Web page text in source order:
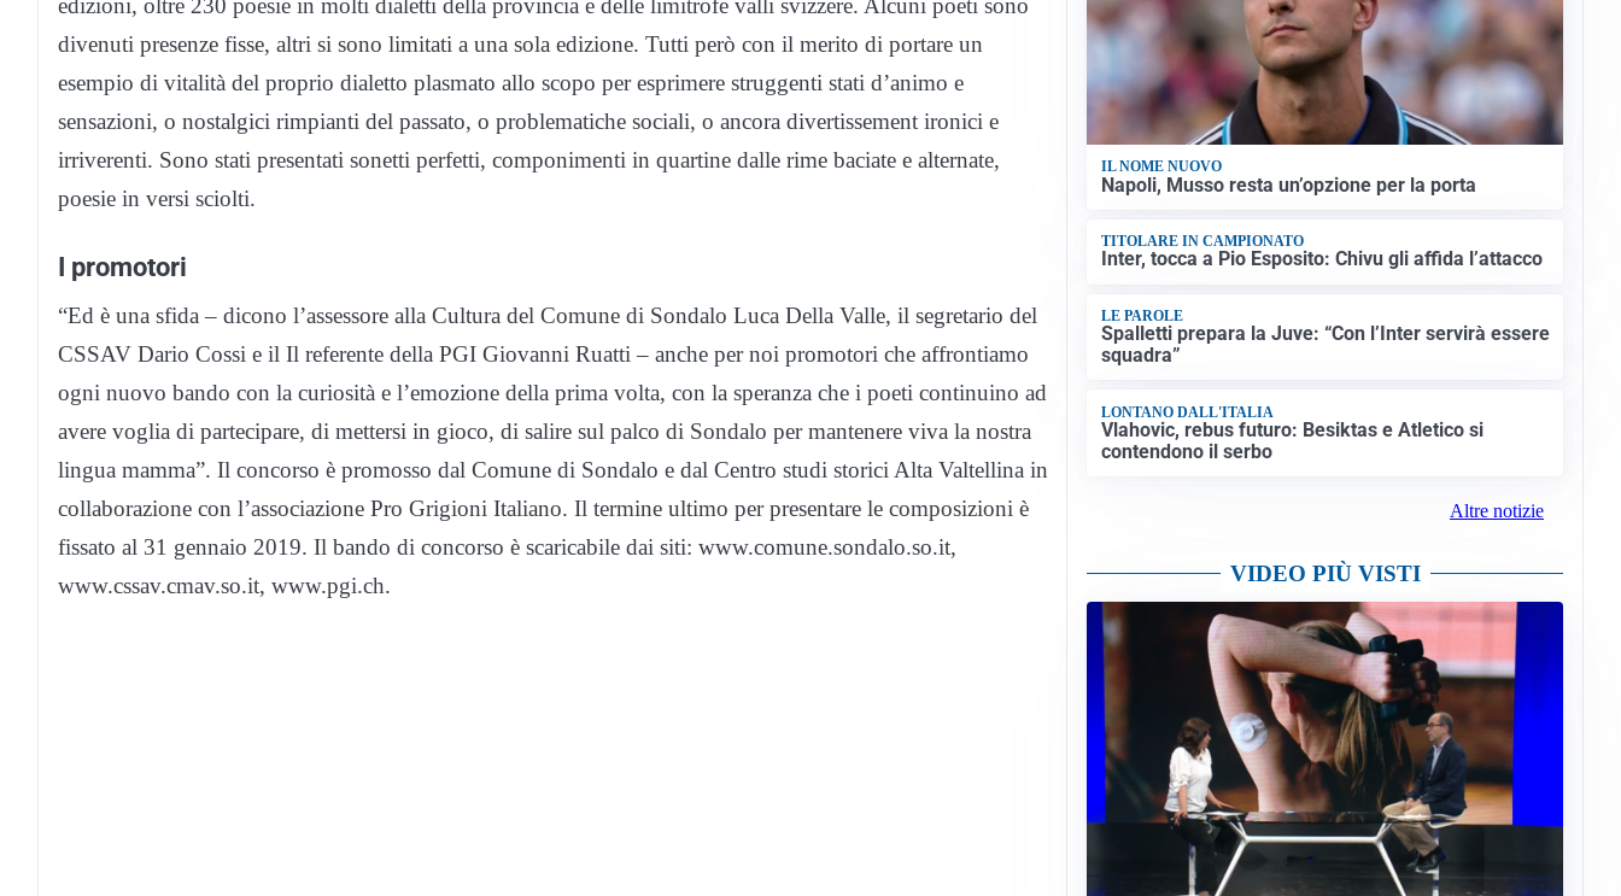
edizioni, oltre 230 poesie in molti dialetti della provincia e delle limitrofe valli svizzere. Alcuni poeti sono
divenuti presenze fisse, altri si sono limitati a una sola edizione. Tutti però con il merito di portare un
esempio di vitalità del proprio dialetto plasmato allo scopo per esprimere struggenti stati d’animo e
sensazioni, o nostalgici rimpianti del passato, o problematiche sociali, o ancora divertissement ironici e
irriverenti. Sono stati presentati sonetti perfetti, componimenti in quartine dalle rime baciate e alternate,
poesie in versi sciolti.
I promotori
“Ed è una sfida – dicono l’assessore alla Cultura del Comune di Sondalo Luca Della Valle, il segretario del
CSSAV Dario Cossi e il Il referente della PGI Giovanni Ruatti – anche per noi promotori che affrontiamo
ogni nuovo bando con la curiosità e l’emozione della prima volta, con la speranza che i poeti continuino ad
avere voglia di partecipare, di mettersi in gioco, di salire sul palco di Sondalo per mantenere viva la nostra
lingua mamma”. Il concorso è promosso dal Comune di Sondalo e dal Centro studi storici Alta Valtellina in
collaborazione con l’associazione Pro Grigioni Italiano. Il termine ultimo per presentare le composizioni è
fissato al 31 gennaio 2019. Il bando di concorso è scaricabile dai siti: www.comune.sondalo.so.it,
www.cssav.cmav.so.it, www.pgi.ch.
IL NOME NUOVO
Napoli, Musso resta un’opzione per la porta
TITOLARE IN CAMPIONATO
Inter, tocca a Pio Esposito: Chivu gli affida l’attacco
LE PAROLE
Spalletti prepara la Juve: “Con l’Inter servirà essere
squadra”
LONTANO DALL'ITALIA
Vlahovic, rebus futuro: Besiktas e Atletico si
contendono il serbo
Altre notizie
VIDEO PIÙ VISTI